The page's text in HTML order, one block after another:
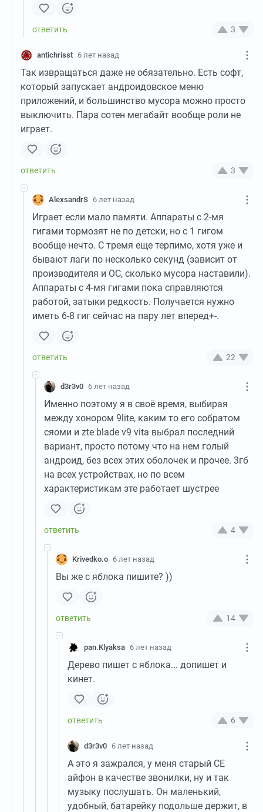
3
antichrisst 6 лет назад
Так извращаться даже не обязательно. Есть софт,
который запускает андроидовское меню
приложений, и большинство мусора можно просто
выключить. Пара сотен мегабайт вообще роли не
играет.
3
AlexsandrS 6 лет назад
Играет если мало памяти. Аппараты с 2-мя
гигами тормозят не по детски, но с 1 гигом
вообще нечто. С тремя еще терпимо, хотя уже и
бывают лаги по несколько секунд (зависит от
производителя и ОС, сколько мусора наставили).
Аппараты с 4-мя гигами пока справляются
работой, затыки редкость. Получается нужно
иметь 6-8 гиг сейчас на пару лет вперед+-.
22
d3r3v0 6 лет назад
Именно поэтому я в своё время, выбирая
между хонором 9lite, каким то его собратом
сяоми и zte blade v9 vita выбрал последний
вариант, просто потому что на нем голый
андроид, без всех этих оболочек и прочее. 3гб
на всех устройствах, но по всем
характеристикам зте работает шустрее
4
Krivedko.o 6 лет назад
Вы же с яблока пишите? ))
14
pan.Klyaksa 6 лет назад
Дерево пишет с яблока... допишет и
кинет.
6
d3r3v0 6 лет назад
А это я зажрался, у меня старый СЕ
айфон в качестве звонилки, ну и так
музыку послушать. Он маленький,
удобный, батарейку подольше держит, в